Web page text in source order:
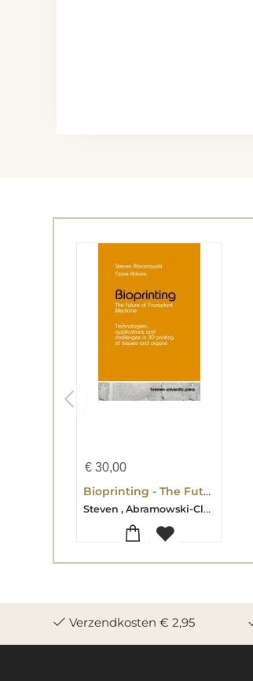
€ 30,00
Bioprinting - The Future of Transplant Medicine
Steven , Abramowski-Claire , Adams
Verzendkosten € 2,95